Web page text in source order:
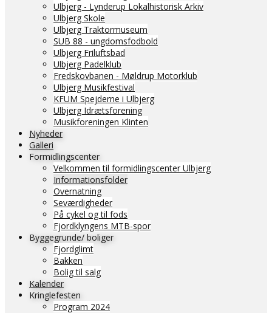
Ulbjerg - Lynderup Lokalhistorisk Arkiv
Ulbjerg Skole
Ulbjerg Traktormuseum
SUB 88 - ungdomsfodbold
Ulbjerg Friluftsbad
Ulbjerg Padelklub
Fredskovbanen - Møldrup Motorklub
Ulbjerg Musikfestival
KFUM Spejderne i Ulbjerg
Ulbjerg Idrætsforening
Musikforeningen Klinten
Nyheder
Galleri
Formidlingscenter
Velkommen til formidlingscenter Ulbjerg
Informationsfolder
Overnatning
Seværdigheder
På cykel og til fods
Fjordklyngens MTB-spor
Byggegrunde/ boliger
Fjordglimt
Bakken
Bolig til salg
Kalender
Kringlefesten
Program 2024